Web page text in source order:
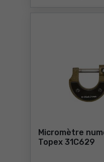
Micromètre
Topex 31C629